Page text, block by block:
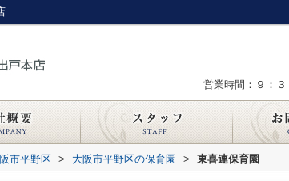
営業時間：９：３
市平野区 > 大阪市平野区の保育園 > 東喜連保育園